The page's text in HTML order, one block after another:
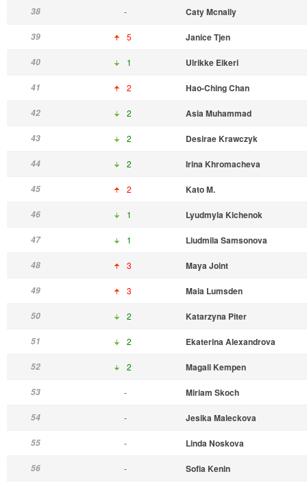
38 - Caty Mcnally
39 5 Janice Tjen
40 1 Ulrikke Eikeri
41 2 Hao-Ching Chan
42 2 Asia Muhammad
43 2 Desirae Krawczyk
44 2 Irina Khromacheva
45 2 Kato M.
46 1 Lyudmyla Kichenok
47 1 Liudmila Samsonova
48 3 Maya Joint
49 3 Maia Lumsden
50 2 Katarzyna Piter
51 2 Ekaterina Alexandrova
52 2 Magali Kempen
53 - Miriam Skoch
54 - Jesika Maleckova
55 - Linda Noskova
56 - Sofia Kenin